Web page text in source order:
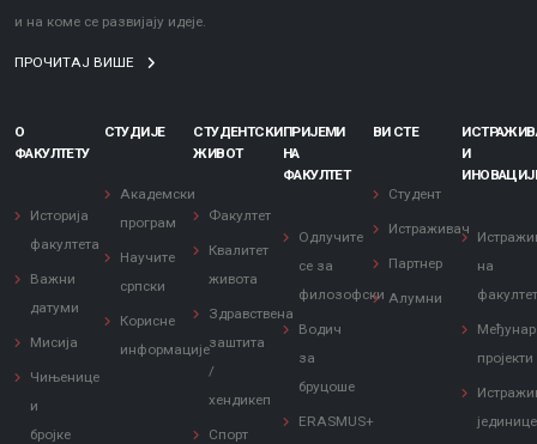
и на коме се развијају идеје.
ПРОЧИТАЈ ВИШЕ
О
ФАКУЛТЕТУ
Историја
факултета
Важни
датуми
Мисија
Чињенице
и
бројке
СТУДИЈЕ
Академски
програм
Научите
српски
Корисне
информације
СТУДЕНТСКИ
ЖИВОТ
Факултет
Квалитет
живота
Здравствена
заштита
/
хендикеп
Спорт
ПРИЈЕМИ
НА
ФАКУЛТЕТ
Одлучите
се за
филозофски
Водич
за
бруцоше
ERASMUS+
ВИ СТЕ
Студент
Истраживач
Партнер
Алумни
И
на
пројекти
јединице